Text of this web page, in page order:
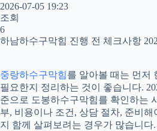
2026-07-05 19:23
조회
6
하남하수구막힘 진행 전 체크사항
중랑하수구막힘를 알아볼 때는 먼저
필요한지 정리하는 것이 좋습니다.
준으로 도봉하수구막힘를 확인하는
부, 비용이나 조건, 상담 절차, 준비
지 함께 살펴보려는 경우가 많습니